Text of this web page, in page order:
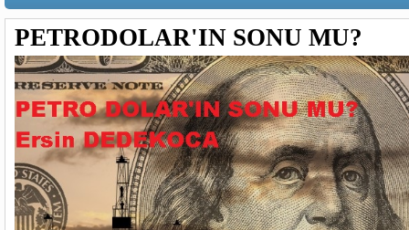
PETRODOLAR'IN SONU MU?